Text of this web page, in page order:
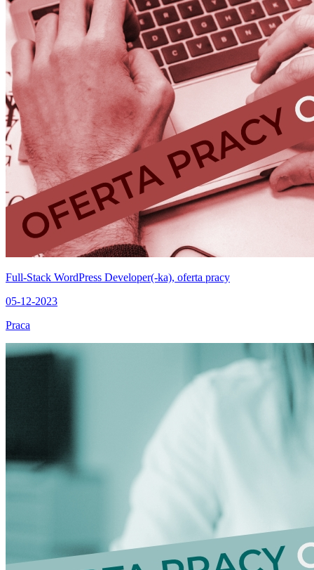
Full-Stack WordPress Developer(-ka), oferta pracy
05-12-2023
Praca